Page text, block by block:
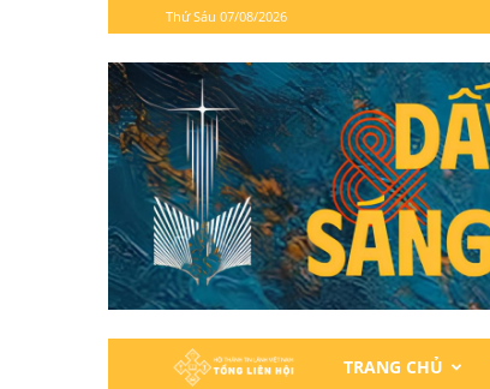
Thứ Sáu 07/08/2026
HộiTRANG CHỦ